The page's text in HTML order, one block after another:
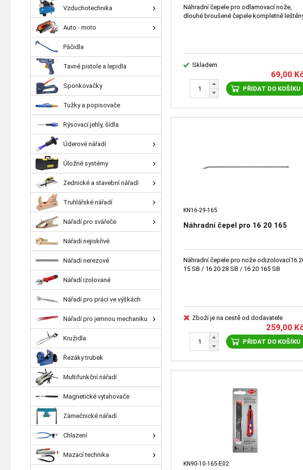
Náhradní čepele pro odlamovací nože,
dlouhé broušené čepele kompletně
Skladem
69,00
PŘIDAT DO KOŠÍKU
KN16-29-165
Náhradní čepel pro 16 20 165
Náhradní čepele pro nože odizolovací16
15 SB / 16 20 28 SB / 16 20 165 SB
Zboží je na cestě od dodavatele
259,00
PŘIDAT DO KOŠÍKU
KN90-10-165-E02
Vzduchotechnika
Auto - moto
Páčidla
Tavné pistole a lepidla
Sponkovačky
Tužky a popisovače
Rýsovací jehly, šídla
Úderové nářadí
Úložné systémy
Zednické a stavební nářadí
Truhlářské nářadí
Nářadí pro svářeče
Nářadí nejiskřivé
Nářadí nerezové
Nářadí izolované
Nářadí pro práci ve výškách
Nářadí pro jemnou mechaniku
Kružidla
Řezáky trubek
Multifunkční nářadí
Magnetické vytahovače
Zámečnické nářadí
Chlazení
Mazací technika